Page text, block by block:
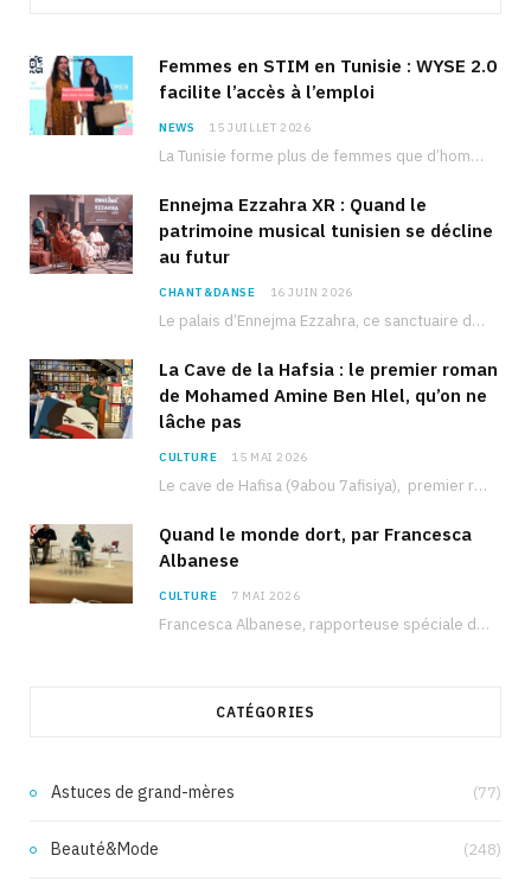
Femmes en STIM en Tunisie : WYSE 2.0
facilite l’accès à l’emploi
NEWS 15 JUILLET 2026
La Tunisie forme plus de femmes que d’hommes dans les filières scientifiques. Pourtant, pour beaucoup…
Ennejma Ezzahra XR : Quand le
patrimoine musical tunisien se décline
au futur
CHANT&DANSE 16 JUIN 2026
Le palais d’Ennejma Ezzahra, ce sanctuaire de la musique tunisienne et méditerranéenne construit par le…
La Cave de la Hafsia : le premier roman
de Mohamed Amine Ben Hlel, qu’on ne
lâche pas
CULTURE 15 MAI 2026
Le cave de Hafisa (9abou 7afisiya), premier roman du journaliste tunisien Mohamed Amine Ben Hlel,…
Quand le monde dort, par Francesca
Albanese
CULTURE 7 MAI 2026
Francesca Albanese, rapporteuse spéciale de l’ONU sur les territoires palestiniens occupés, était à Tunis pour…
CATÉGORIES
Astuces de grand-mères (77)
Beauté&Mode (248)